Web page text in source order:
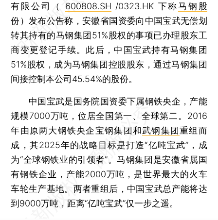
有限公司（ 600808.SH /0323.HK 下称马钢股
份）发布公告称，安徽省国资委向中国宝武无偿划
转其持有的马钢集团51%股权的事项已办理股东工
商变更登记手续。此后，中国宝武持有马钢集团
51%股权，成为马钢集团控股股东，通过马钢集团
间接控制本公司45.54%的股份。
中国宝武是国务院国资委下属钢铁央企，产能
规模7000万吨，位居全国第一、全球第二。2016
年由原两大钢铁央企宝钢集团和武钢集团重组而
成，其2025年的战略目标是打造“亿吨宝武”，成
为“全球钢铁业的引领者”。马钢集团是安徽省属国
有钢铁企业，产能2000万吨，是世界最大的火车
车轮生产基地。两者重组后，中国宝武总产能将达
到9000万吨，距离“亿吨宝武”仅一步之遥。